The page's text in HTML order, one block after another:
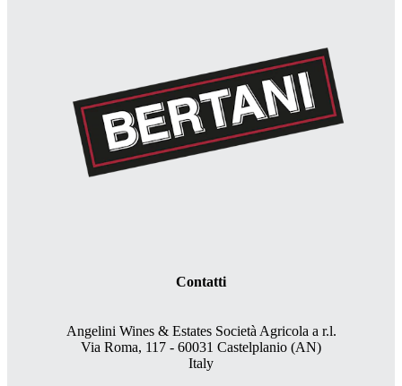
Contatti
Angelini Wines & Estates Società Agricola a r.l.
Via Roma, 117 - 60031 Castelplanio (AN)
Italy